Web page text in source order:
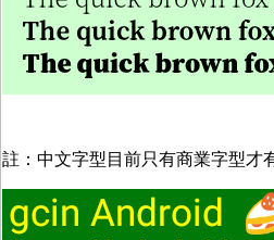
註：中文字型目前只有商業字型才